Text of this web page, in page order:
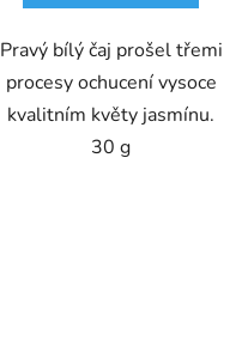
Pravý bílý čaj prošel třemi
procesy ochucení vysoce
kvalitním květy jasmínu.
30 g